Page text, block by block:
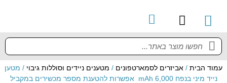
עמוד הבית / אביזרים לסמארטפונים / מטענים ניידים וסוללות גיבוי / מטען
נייד מיני בנפח 6,000 mAh אפשרות להטענת מספר מכשירים במקביל